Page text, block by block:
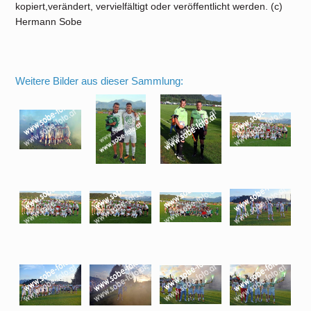
kopiert,verändert, vervielfältigt oder veröffentlicht werden. (c)
Hermann Sobe
Weitere Bilder aus dieser Sammlung: